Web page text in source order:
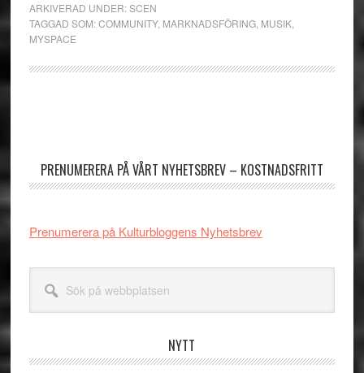
en
för
sig
ARKIVERAD UNDER:SCEN
TAGGAD SOM:COMMUNITY, MARKNADSFÖRING, MUSIK,
MYSPACE
PRENUMERERA PÅ VÅRT NYHETSBREV – KOSTNADSFRITT
Prenumerera på Kulturbloggens Nyhetsbrev
webbplatsen
NYTT